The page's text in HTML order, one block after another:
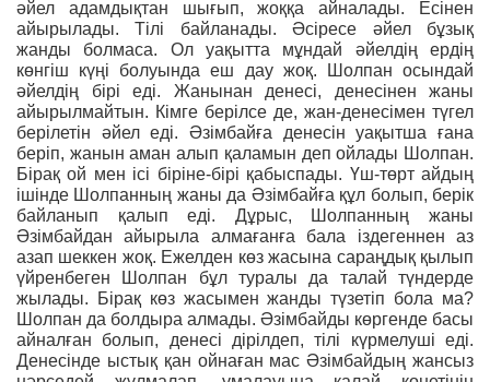
әйел адамдықтан шығып, жоққа айналады. Есінен
айырылады. Тілі байланады. Әсіресе әйел бұзық
жанды болмаса. Ол уақытта мұндай әйелдің ердің
көнгіш күңі болуында еш дау жоқ. Шолпан осындай
әйелдің бірі еді. Жанынан денесі, денесінен жаны
айырылмайтын. Кімге берілсе де, жан-денесімен түгел
берілетін әйел еді. Әзімбайға денесін уақытша ғана
беріп, жанын аман алып қаламын деп ойлады Шолпан.
Бірақ ой мен ісі біріне-бірі қабыспады. Үш-төрт айдың
ішінде Шолпанның жаны да Әзімбайға құл болып, берік
байланып қалып еді. Дұрыс, Шолпанның жаны
Әзімбайдан айырыла алмағанға бала іздегеннен аз
азап шеккен жоқ. Ежелден көз жасына сараңдық қылып
үйренбеген Шолпан бұл туралы да талай түндерде
жылады. Бірақ көз жасымен жанды түзетіп бола ма?
Шолпан да болдыра алмады. Әзімбайды көргенде басы
айналған болып, денесі дірілдеп, тілі күрмелуші еді.
Денесінде ыстық қан ойнаған мас Әзімбайдың жансыз